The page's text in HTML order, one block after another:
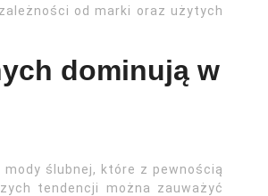
od marki oraz użytych
dominują w
ślubnej, które z pewnością
tendencji można zauważyć